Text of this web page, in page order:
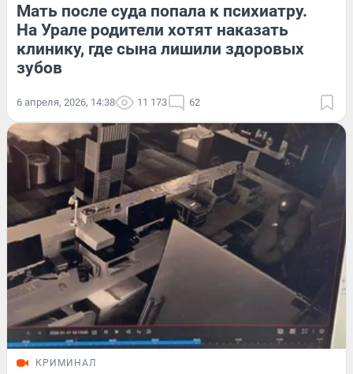
Мать после суда попала к психиатру.
На Урале родители хотят наказать
клинику, где сына лишили здоровых
зубов
6 апреля, 2026, 14:38 11 173 62
КРИМИНАЛ